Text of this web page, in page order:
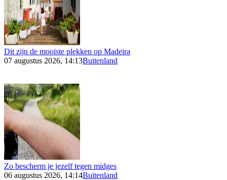
Dit zijn de mooiste plekken op Madeira
07 augustus 2026, 14:13Buitenland
Zo bescherm je jezelf tegen midges
06 augustus 2026, 14:14Buitenland